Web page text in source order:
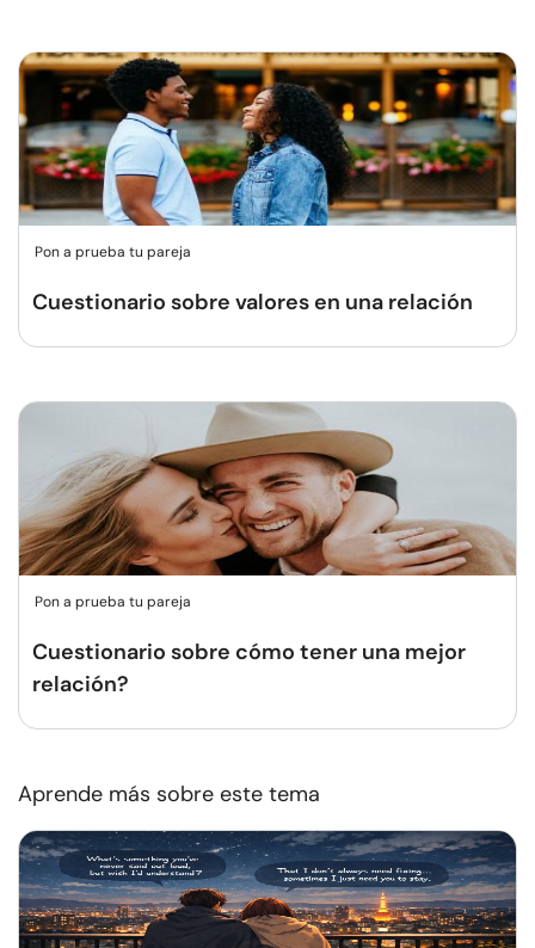
Pon a prueba tu pareja
Cuestionario sobre valores en una relación
Pon a prueba tu pareja
Cuestionario sobre cómo tener una mejor
relación?
Aprende más sobre este tema